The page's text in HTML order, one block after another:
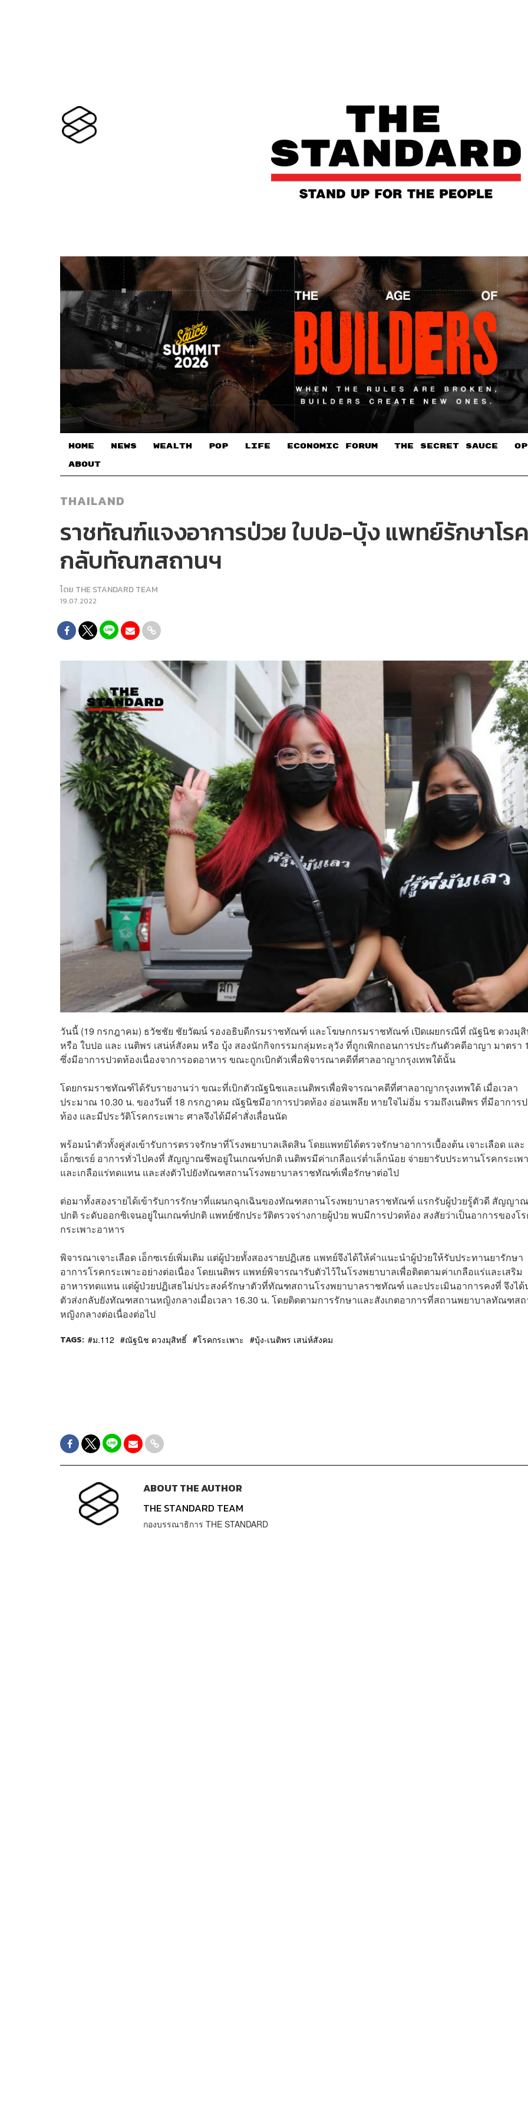
HOME NEWS WEALTH POP LIFE ECONOMIC FORUM THE SECRET SAUCE​
ABOUT
THAILAND
ราชทัณฑ์แจงอาการป่วย ใบปอ-บุ้ง แพทย์รักษาโรค
กลับทัณฑสถานฯ
โดย THE STANDARD TEAM
19.07.2022
วันนี้ (19 กรกฎาคม) ธวัชชัย ชัยวัฒน์ รองอธิบดีกรมราชทัณฑ์ และโฆษกกรมราชทัณฑ์ เปิดเผยกรณีที่ ณัฐนิช ดวงมุ
หรือ ใบปอ และ เนติพร เสน่ห์สังคม หรือ บุ้ง สองนักกิจกรรมกลุ่มทะลุวัง ที่ถูกเพิกถอนการประกันตัวคดีอาญา มาตรา
ซึ่งมีอาการปวดท้องเนื่องจาการอดอาหาร ขณะถูกเบิกตัวเพื่อพิจารณาคดีที่ศาลอาญากรุงเทพใต้นั้น
โดยกรมราชทัณฑ์ได้รับรายงานว่า ขณะที่เบิกตัวณัฐนิชและเนติพรเพื่อพิจารณาคดีที่ศาลอาญากรุงเทพใต้ เมื่อเวลา
ประมาณ 10.30 น. ของวันที่ 18 กรกฎาคม ณัฐนิชมีอาการปวดท้อง อ่อนเพลีย หายใจไม่อิ่ม รวมถึงเนติพร ที่มีอาการ
ท้อง และมีประวัติโรคกระเพาะ ศาลจึงได้มีคำสั่งเลื่อนนัด
พร้อมนำตัวทั้งคู่ส่งเข้ารับการตรวจรักษาที่โรงพยาบาลเลิดสิน โดยแพทย์ได้ตรวจรักษาอาการเบื้องต้น เจาะเลือด และ
เอ็กซเรย์ อาการทั่วไปคงที่ สัญญาณชีพอยู่ในเกณฑ์ปกติ เนติพรมีค่าเกลือแร่ต่ำเล็กน้อย จ่ายยารับประทานโรคกระเพ
และเกลือแร่ทดแทน และส่งตัวไปยังทัณฑสถานโรงพยาบาลราชทัณฑ์เพื่อรักษาต่อไป
ต่อมาทั้งสองรายได้เข้ารับการรักษาที่แผนกฉุกเฉินของทัณฑสถานโรงพยาบาลราชทัณฑ์ แรกรับผู้ป่วยรู้ตัวดี สัญญา
ปกติ ระดับออกซิเจนอยู่ในเกณฑ์ปกติ แพทย์ซักประวัติตรวจร่างกายผู้ป่วย พบมีการปวดท้อง สงสัยว่าเป็นอาการของโ
กระเพาะอาหาร
พิจารณาเจาะเลือด เอ็กซเรย์เพิ่มเติม แต่ผู้ป่วยทั้งสองรายปฏิเสธ แพทย์จึงได้ให้คำแนะนำผู้ป่วยให้รับประทานยารักษา
อาการโรคกระเพาะอย่างต่อเนื่อง โดยเนติพร แพทย์พิจารณารับตัวไว้ในโรงพยาบาลเพื่อติดตามค่าเกลือแร่และเสริม
อาหารทดแทน แต่ผู้ป่วยปฏิเสธไม่ประสงค์รักษาตัวที่ทัณฑสถานโรงพยาบาลราชทัณฑ์ และประเมินอาการคงที่ จึงได้
ตัวส่งกลับยังทัณฑสถานหญิงกลางเมื่อเวลา 16.30 น. โดยติดตามการรักษาและสังเกตอาการที่สถานพยาบาลทัณฑส
หญิงกลางต่อเนื่องต่อไป
TAGS: ม.112 ณัฐนิช ดวงมุสิทธิ์ โรคกระเพาะ บุ้ง-เนติพร เสน่ห์สังคม
ABOUT THE AUTHOR
THE STANDARD TEAM
กองบรรณาธิการ THE STANDARD